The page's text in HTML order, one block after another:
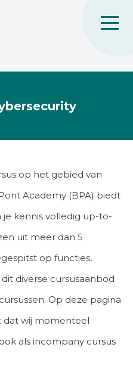
op het gebied van
Academy (BPA) biedt
kennis volledig up-to-
uit meer dan 5
op functies,
diverse cursusaanbod
Op deze pagina
dat wij momenteel
als incompany cursus